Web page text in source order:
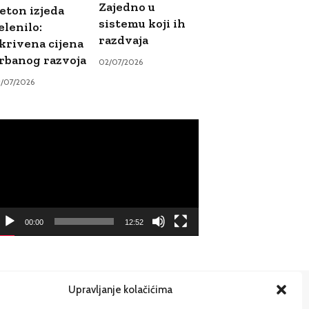
Upravljanje kolačićima
izjeda
cijena
razvoja
07/2026
Zajedno u
sistemu koji ih
razdvaja
02/07/2026
00:00 12:52